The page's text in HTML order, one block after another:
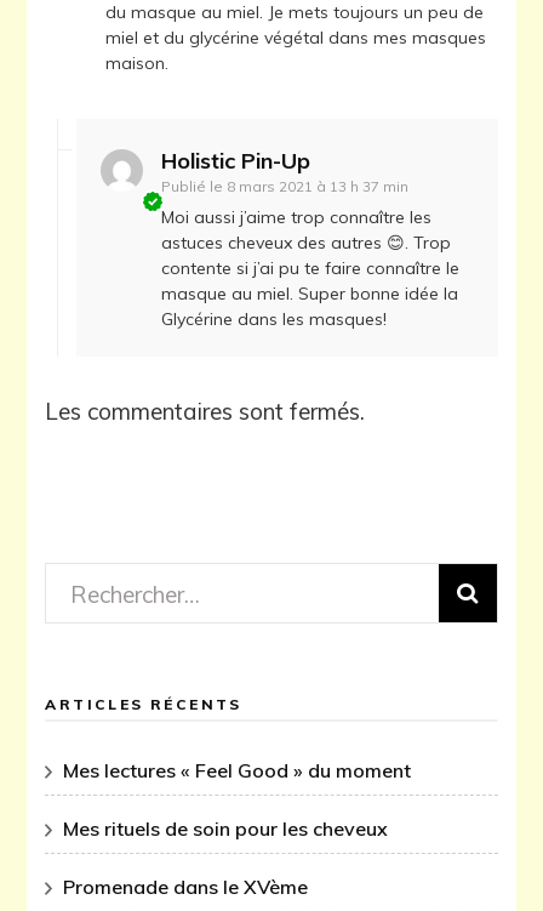
du masque au miel. Je mets toujours un peu de
miel et du glycérine végétal dans mes masques
maison.
Holistic Pin-Up
Publié le 8 mars 2021 à 13 h 37 min
Moi aussi j’aime trop connaître les
astuces cheveux des autres 😊. Trop
contente si j’ai pu te faire connaître le
masque au miel. Super bonne idée la
Glycérine dans les masques!
Les commentaires sont fermés.
Rechercher :
ARTICLES RÉCENTS
Mes lectures « Feel Good » du moment
Mes rituels de soin pour les cheveux
Promenade dans le XVème